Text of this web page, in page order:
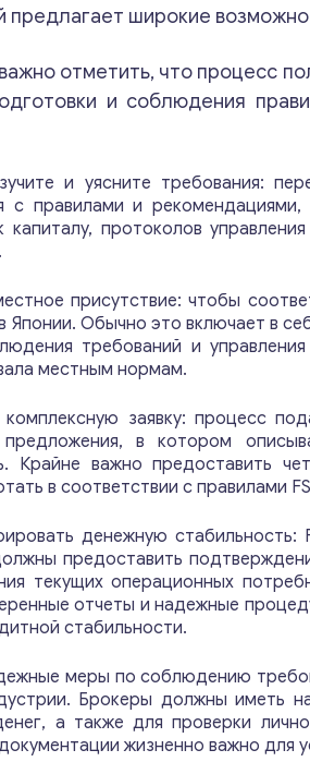
предлагает широкие
отметить, что процесс
и соблюдения
и уясните требования:
с правилами и
капиталу, протоколов
присутствие: чтобы
Японии. Обычно это включает в
требований и
местным нормам.
комплексную заявку: процесс
в котором
Крайне важно предоставить
в соответствии с правилами
денежную стабильность:
предоставить
текущих операционных
отчеты и надежные
стабильности.
меры по соблюдению
Брокеры должны иметь
а также для проверки
жизненно важно для